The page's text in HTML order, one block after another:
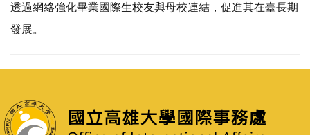
透過網絡強化畢業國際生校友與母校連結，促進其在臺長期
發展。